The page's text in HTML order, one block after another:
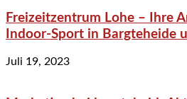
Freizeitzentrum Lohe – Ihre
Indoor-Sport in Bargteheide
Juli 19, 2023